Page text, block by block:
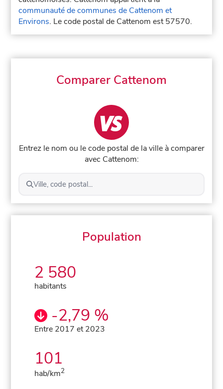
communauté de communes de Cattenom et
Environs. Le code postal de Cattenom est 57570.
Comparer Cattenom
Entrez le nom ou le code postal de la ville à comparer
avec Cattenom:
Ville, code postal...
Population
2 580
habitants
-2,79 %
Entre 2017 et 2023
101
hab/km2